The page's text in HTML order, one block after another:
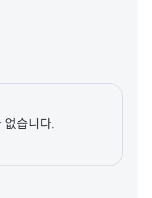
없습니다.